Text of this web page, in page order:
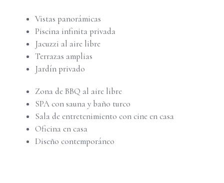
Vistas panorámicas
Piscina infinita privada
Jacuzzi al aire libre
Terrazas amplias
Jardín privado
Zona de BBQ al aire libre
SPA con sauna y baño turco
Sala de entretenimiento con cine en casa
Oficina en casa
Diseño contemporáneo